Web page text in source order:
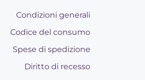
Condizioni generali
Codice del consumo
Spese di spedizione
Diritto di recesso